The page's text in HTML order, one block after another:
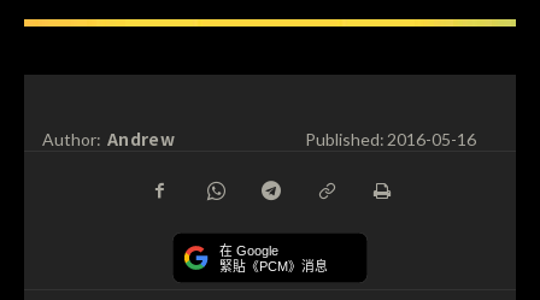
Author: Andrew Published:2016-05-16
在 Google
緊貼《PCM》消息